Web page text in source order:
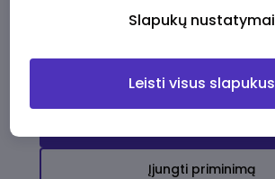
darbo pasiūlymų
Įjungti priminimą
Slapukų nustatymai
Leisti visus slapukus